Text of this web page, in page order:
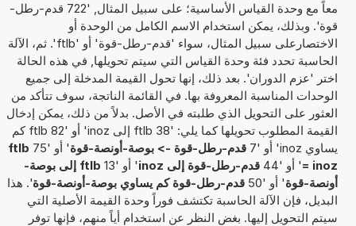
معاً مع وحدة القياس الأساسية؛ على سبيل المثال, '722 قدم-رطل-
قوة'. وبذلك، يمكن استخدام الاسم الكامل من الوحدة أو
الاختصارعلى سبيل المثال، سواء 'قدم-رطل-قوة' أو 'ftlb'. ثم، الآلة
الحاسبة تحدد فئة وحدة القياس التي سيتم تحويلها, في هذه الحالة
اختر 'عزم الدوران'. بعد ذلك، إنها تحول القيمة المدخلة إلى جميع
الوحدات المناسبة المعروفة بها. في القائمة الناتجة، سوف تتأكد من
العثور على التحويل الذي طلبته في الأصل. بدلاً من ذلك، يمكن إدخال
القيمة المطلوب تحويلها كما يلي: '38 ftlb إلى inoz' أو '82 ftlb كم
يساوي inoz' أو '7
قدم-رطل-قوة -> بوصة-أونصة-قوة' أو '75
ftlb
= inoz' أو '44 قدم-رطل-قوة إلى inoz ' أو '13
ftlb إلى بوصة-
أونصة-قوة' أو '50 قدم-رطل-قوة كم يساوي بوصة-أونصة-قوة'. هذا
البديل، فإن الآلة الحاسبة تكتشف فوراً وحدة القيمة الأصلية التي
سيتم التحويل إليها. بغض النظر عن استخدام أياً منهم، فإنها توفر